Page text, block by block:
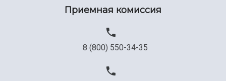
Приемная комиссия
8 (800) 550-34-35